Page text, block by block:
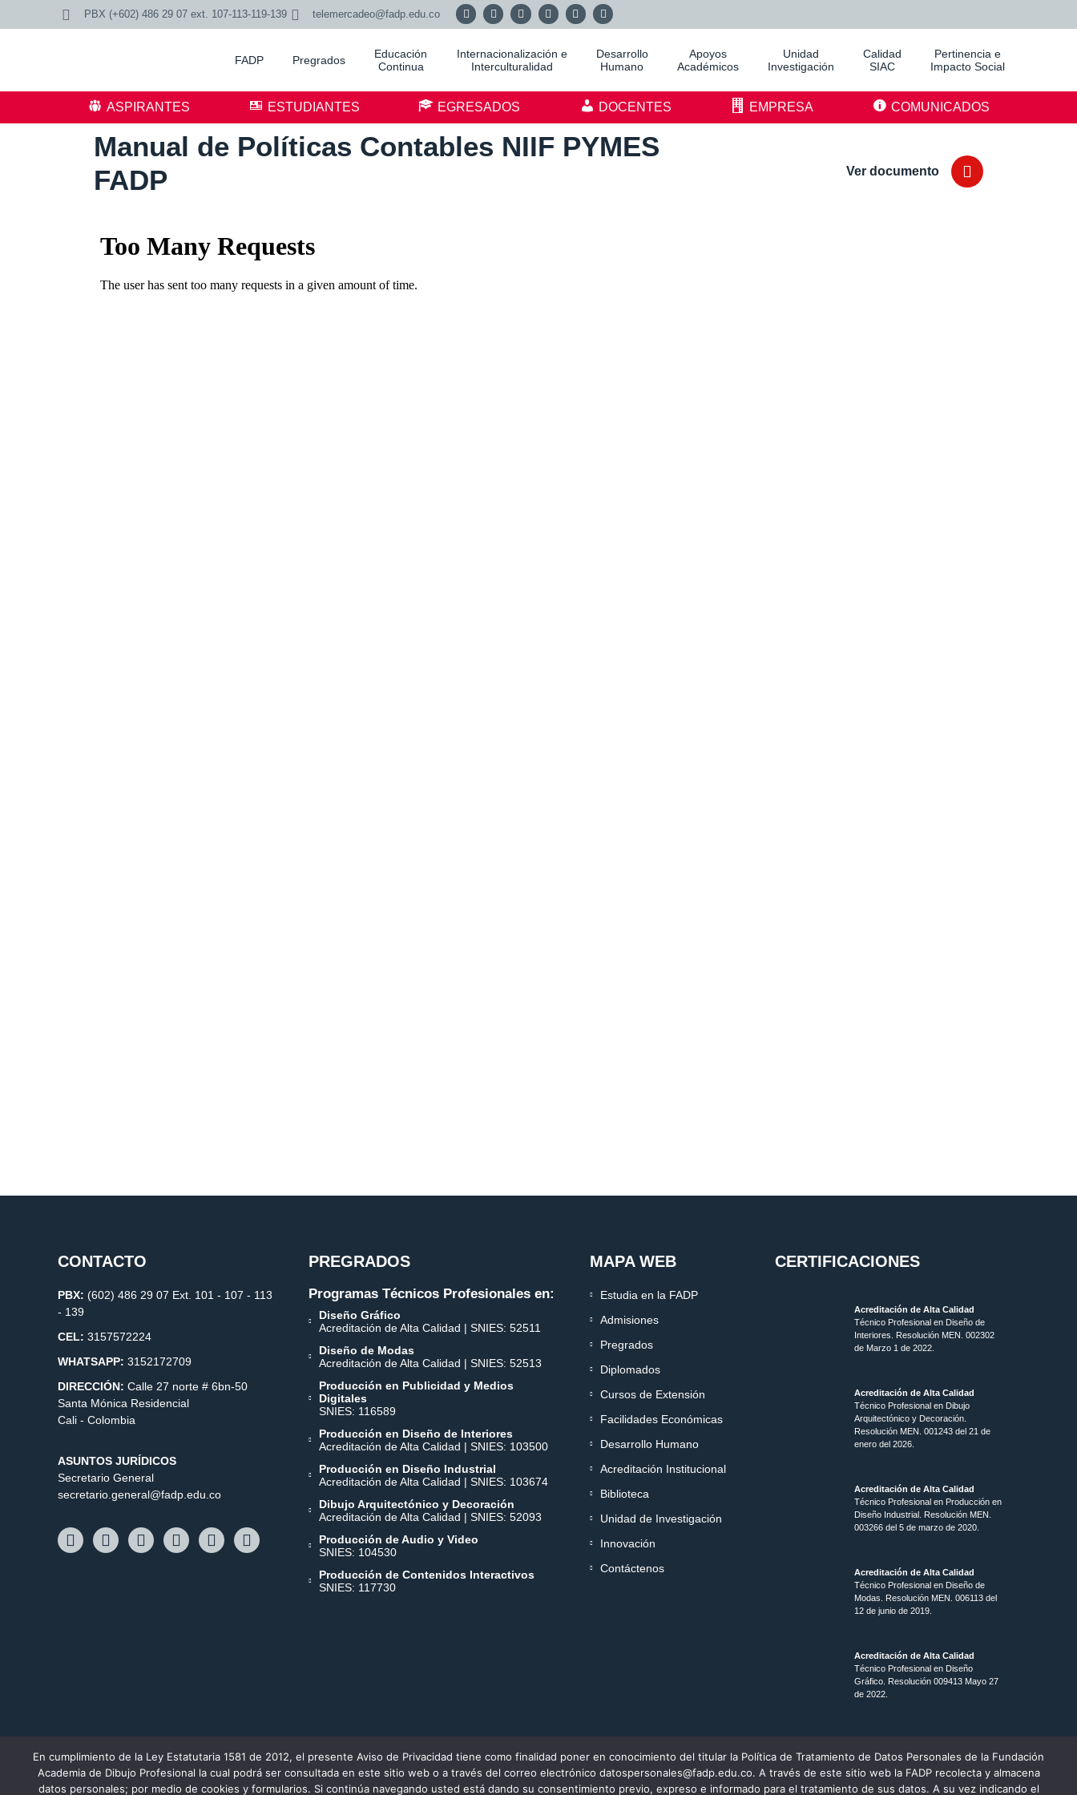
PBX (+602) 486 29 07 ext. 107-113-119-139 telemercadeo@fadp.edu.co
FADP Pregrados
Educación
Continua
Internacionalización e
Interculturalidad
Desarrollo
Humano
Apoyos
Académicos
Unidad
Investigación
Calidad
SIAC
Pertinencia e
Impacto Social
ASPIRANTES ESTUDIANTES EGRESADOS DOCENTES EMPRESA COMUNICADOS
Manual de Políticas Contables NIIF PYMES
FADP
Ver documento
CONTACTO
PBX: (602) 486 29 07 Ext. 101 - 107 - 113
- 139
CEL: 3157572224
WHATSAPP: 3152172709
DIRECCIÓN: Calle 27 norte # 6bn-50
Santa Mónica Residencial
Cali - Colombia
ASUNTOS JURÍDICOS
Secretario General
secretario.general@fadp.edu.co
PREGRADOS
Programas Técnicos Profesionales en:
Diseño Gráfico
Acreditación de Alta Calidad | SNIES: 52511
Diseño de Modas
Acreditación de Alta Calidad | SNIES: 52513
Producción en Publicidad y Medios
Digitales
SNIES: 116589
Producción en Diseño de Interiores
Acreditación de Alta Calidad | SNIES: 103500
Producción en Diseño Industrial
Acreditación de Alta Calidad | SNIES: 103674
Dibujo Arquitectónico y Decoración
Acreditación de Alta Calidad | SNIES: 52093
Producción de Audio y Video
SNIES: 104530
Producción de Contenidos Interactivos
SNIES: 117730
MAPA WEB
Estudia en la FADP
Admisiones
Pregrados
Diplomados
Cursos de Extensión
Facilidades Económicas
Desarrollo Humano
Acreditación Institucional
Biblioteca
Unidad de Investigación
Innovación
Contáctenos
CERTIFICACIONES
Acreditación de Alta Calidad
Técnico Profesional en Diseño de
Interiores. Resolución MEN. 002302
de Marzo 1 de 2022.
Acreditación de Alta Calidad
Técnico Profesional en Dibujo
Arquitectónico y Decoración.
Resolución MEN.001243 del 21 de
enero del 2026.
Acreditación de Alta Calidad
Técnico Profesional en Producción en
Diseño Industrial. Resolución MEN.
003266 del 5 de marzo de 2020.
Acreditación de Alta Calidad
Técnico Profesional en Diseño de
Modas. Resolución MEN. 006113 del
12 de junio de 2019.
Acreditación de Alta Calidad
Técnico Profesional en Diseño
Gráfico. Resolución 009413 Mayo 27
de 2022.
VIGILADA MINEDUCACIÓN.
Personería Jurídica 18638 noviembre 19/84. Aprobado por el Ministerio de Educación Nacional. © 2017-2026 Todos los derechos reservados Fundación Academia de Dibujo Profesional.
En cumplimiento de la Ley Estatutaria 1581 de 2012, el presente Aviso de Privacidad tiene como finalidad poner en conocimiento del titular la Política de Tratamiento de Datos Personales de la Fundación
Academia de Dibujo Profesional la cual podrá ser consultada en este sitio web o a través del correo electrónico datospersonales@fadp.edu.co. A través de este sitio web la FADP recolecta y almacena
datos personales; por medio de cookies y formularios. Si continúa navegando usted está dando su consentimiento previo, expreso e informado para el tratamiento de sus datos. A su vez indicando el